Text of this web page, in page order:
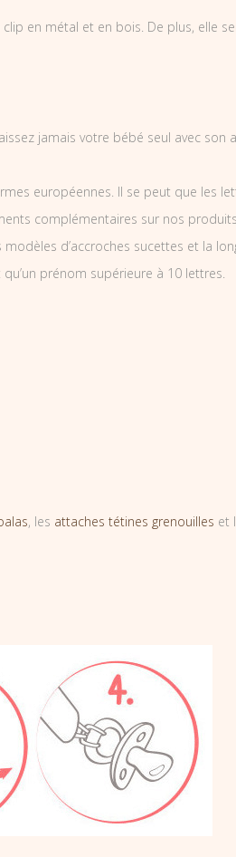
en métal et en bois. De plus, elle
jamais votre bébé seul avec son
européennes. Il se peut que les
complémentaires sur nos
d’accroches sucettes et la
prénom supérieure à 10 lettres.
, les attaches tétines grenouilles et